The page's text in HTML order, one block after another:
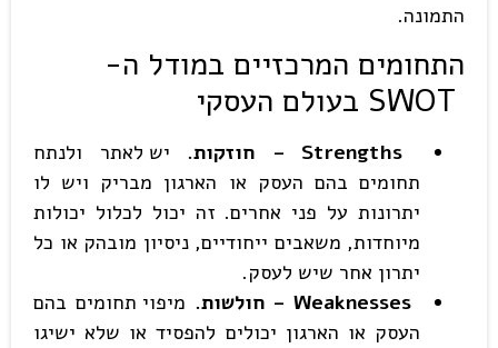
התמונה.
התחומים המרכזיים במודל ה-
בעולם העסקי
Strengths – חוזקות.
יש לאתר ולנתח
תחומים בהם העסק או הארגון מבריק ויש לו
יתרונות על פני אחרים. זה יכול לכלול יכולות
מיוחדות, משאבים ייחודיים, ניסיון מובהק או כל
יתרון אחר שיש לעסק.
– חולשות. מיפוי תחומים בהם
העסק או הארגון יכולים להפסיד או שלא ישיגו